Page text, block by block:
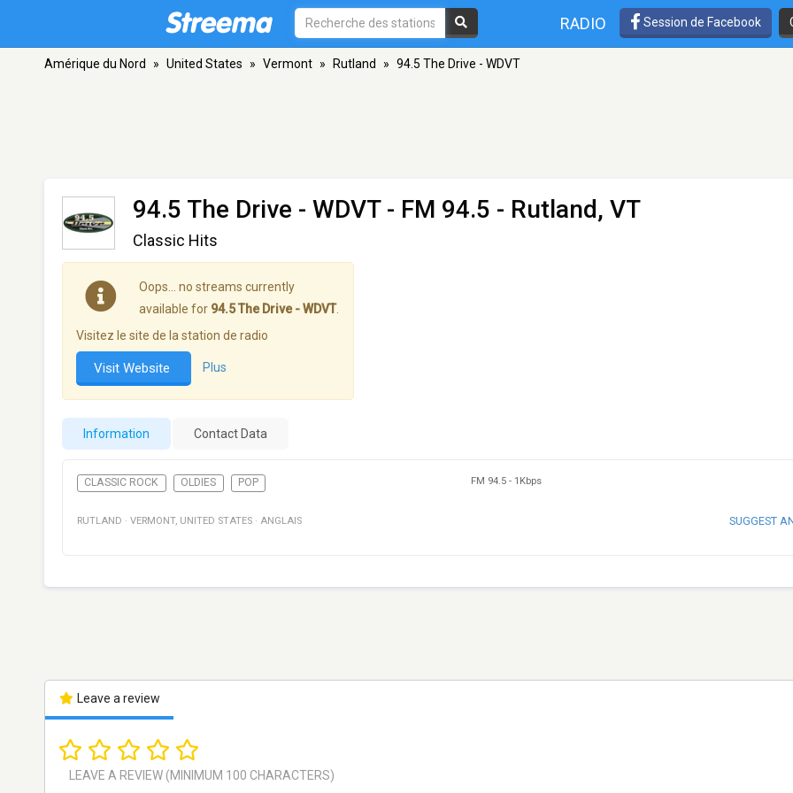
RADIO Session de Facebook
Amérique du Nord » United States » Vermont » Rutland » 94.5 The Drive - WDVT
94.5 The Drive - WDVT- FM 94.5 - Rutland, VT
Classic Hits
Oops… no streams currently
available for 94.5 The Drive - WDVT.
Visitez le site de la station de radio
Visit Website Plus
Information Contact Data
CLASSIC ROCK OLDIES POP FM 94.5 - 1Kbps
RUTLAND · VERMONT, UNITED STATES · ANGLAIS SUGGEST
Leave a review